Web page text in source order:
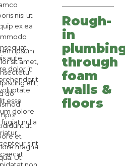
nisi ut
ex ea
aute
dolor in
esse
dolore
fugiat nulla
sint
ipsum
sit amet,
elit,
do
ut
et
magna
Ut
Rough-
in
through
foam
walls &
floors